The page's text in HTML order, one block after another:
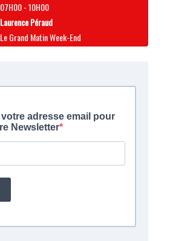
07H00-10H00
Laurence Péraud
Le Grand Matin Week-End